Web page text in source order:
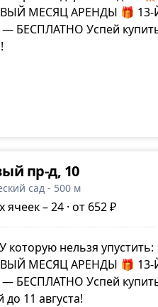
МЕСЯЦ АРЕНДЫ 🎁 13-
БЕСПЛАТНО Успей
пр-д, 10
сад - 500 м
– 24 · от 652 ₽
нельзя упустить:
МЕСЯЦ АРЕНДЫ 🎁 13-
БЕСПЛАТНО Успей
до 11 августа!